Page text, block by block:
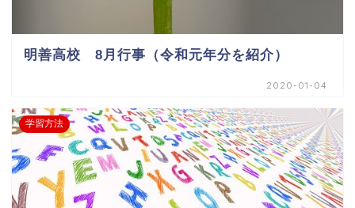
明善高校 8月行事（令和元年分を紹介）
2020-01-04
学習方法